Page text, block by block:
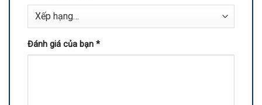
Đánh giá của bạn *